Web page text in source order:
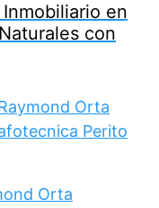
en
con
Orta
Perito
Orta